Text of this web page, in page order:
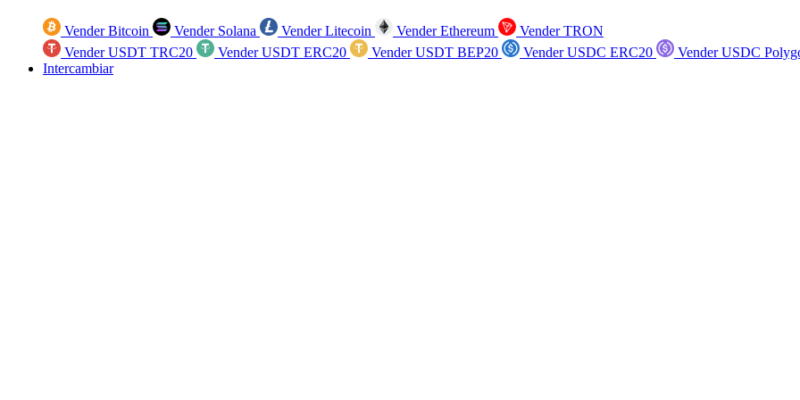
Vender Bitcoin Vender Solana Vender Litecoin Vender Ethereum
Vender TRON
Vender USDT TRC20
Vender USDT ERC20 Vender USDT BEP20 Vender USDC ERC20
Vender USDC
Intercambiar